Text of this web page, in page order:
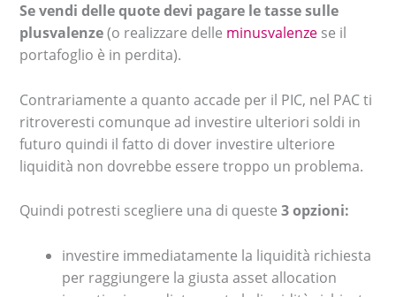
Se vendi delle quote devi pagare le tasse sulle
plusvalenze(o realizzare delle minusvalenze se il
portafoglio è in perdita).
Contrariamente a quanto accade per il PIC, nel PAC ti
ritroveresti comunque ad investire ulteriori soldi in
futuro quindi il fatto di dover investire ulteriore
liquidità non dovrebbe essere troppo un problema.
Quindi potresti scegliere una di queste3 opzioni:
investire immediatamente la liquidità richiesta
per raggiungere la giusta asset allocation